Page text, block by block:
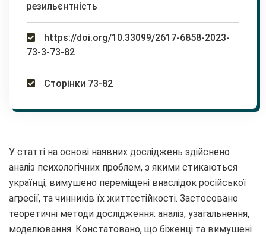
резильєнтність
https://doi.org/10.33099/2617-6858-2023-
73-3-73-82
Сторінки 73-82
У статті на основі наявних досліджень здійснено
аналіз психологічних проблем, з якими стикаються
українці, вимушено переміщені внаслідок російської
агресії, та чинників їх життєстійкості. Застосовано
теоретичні методи дослідження: аналіз, узагальнення,
моделювання. Констатовано, що біженці та вимушені